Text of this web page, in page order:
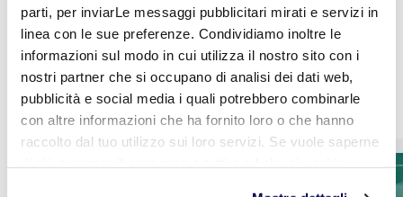
parti, per inviarLe messaggi pubblicitari mirati e servizi in
linea con le sue preferenze. Condividiamo inoltre le
informazioni sul modo in cui utilizza il nostro sito con i
nostri partner che si occupano di analisi dei dati web,
pubblicità e social media i quali potrebbero combinarle
con altre informazioni che ha fornito loro o che hanno
raccolto dal tuo utilizzo sui loro servizi. Se vuole saperne
Altre pubblicazioni